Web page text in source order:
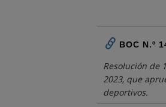
BOC N.º
Resolución de
2023, que
deportivos.